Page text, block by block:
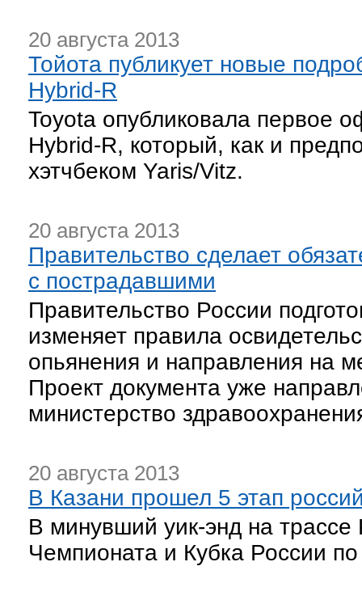
20 августа 2013
Тойота публикует новые
Hybrid-R
Toyota опубликовала первое
Hybrid-R, который, как и
хэтчбеком Yaris/Vitz.
20 августа 2013
Правительство сделает
с пострадавшими
Правительство России
изменяет правила
опьянения и направления на
Проект документа уже
министерство
20 августа 2013
В Казани прошел 5 этап
В минувший уик-энд на трассе
Чемпионата и Кубка России